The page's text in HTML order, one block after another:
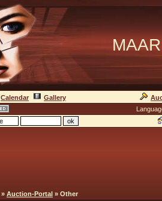
Calendar Gallery
» Auction-Portal » Other